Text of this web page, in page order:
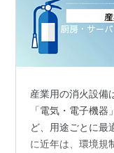
産業用の消火設備
「電気・電子機
ど、用途ごとに最
に近年は、環境規